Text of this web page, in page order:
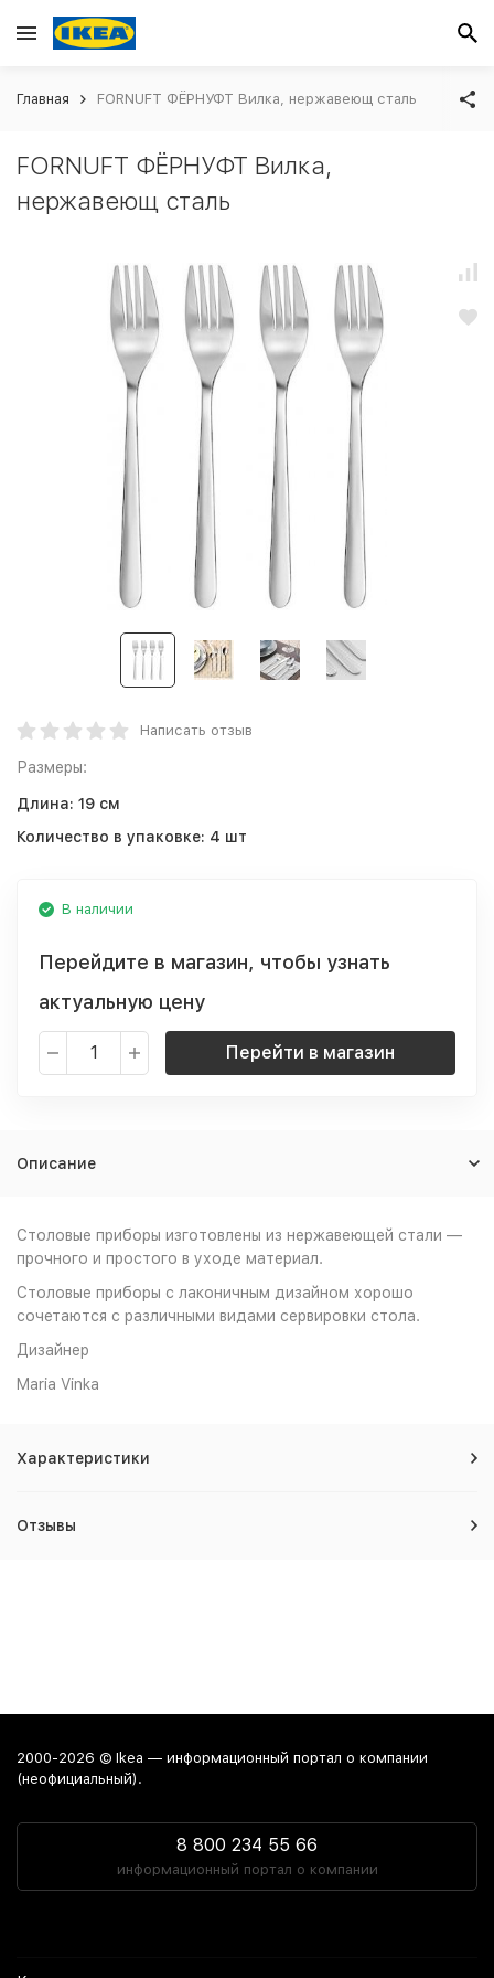
Главная FORNUFT ФЁРНУФТ Вилка, нержавеющ сталь
FORNUFT ФЁРНУФТ Вилка,
нержавеющ сталь
Написать отзыв
Размеры:
Длина: 19 см
Количество в упаковке: 4 шт
В наличии
Перейдите в магазин, чтобы узнать
актуальную цену
Перейти в магазин
Описание
Столовые приборы изготовлены из нержавеющей стали —
прочного и простого в уходе материал.
Столовые приборы с лаконичным дизайном хорошо
сочетаются с различными видами сервировки стола.
Дизайнер
Maria Vinka
Характеристики
Отзывы
2000-2026 © Ikea — информационный портал о компании
(неофициальный).
8 800 234 55 66
информационный портал о компании